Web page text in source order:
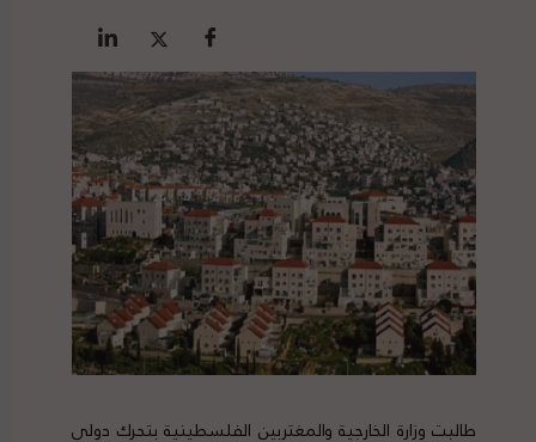
طالبت وزارة الخارجية والمغتربين الفلسطينية بتحرك دولي